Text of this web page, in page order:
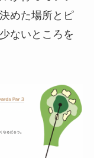
めた場所とピ
ないところを